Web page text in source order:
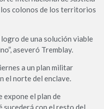
los colonos de los territorios
de una solución viable
aseveró Tremblay.
a un plan militar
el norte del enclave.
expone el plan de